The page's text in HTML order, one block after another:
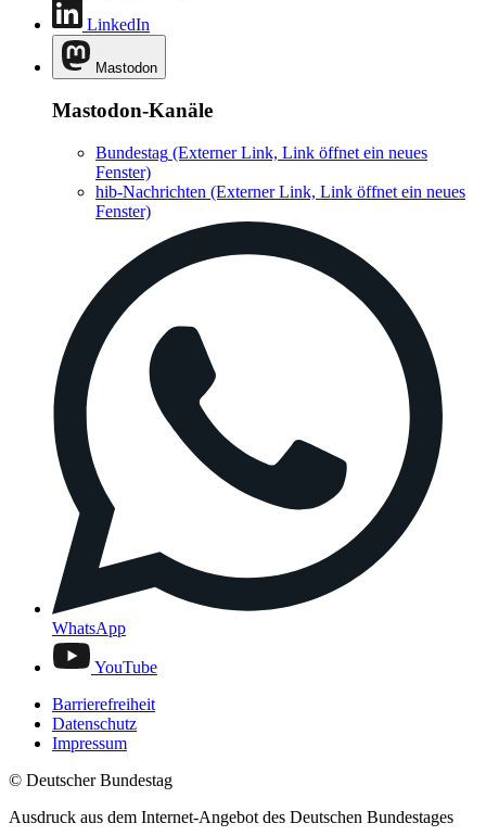
LinkedIn
Mastodon
Mastodon-Kanäle
Bundestag (Externer Link, Link öffnet ein neues
Fenster)
hib-Nachrichten (Externer Link, Link öffnet ein neues
Fenster)
WhatsApp
YouTube
Barrierefreiheit
Datenschutz
Impressum
© Deutscher Bundestag
Ausdruck aus dem Internet-Angebot des Deutschen Bundestages